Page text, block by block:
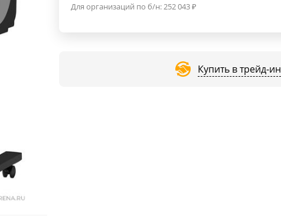
Для организаций по б/н:252 043₽
Купить в трейд-ин